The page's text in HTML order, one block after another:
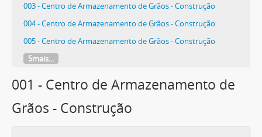
003 - Centro de Armazenamento de Grãos - Construção
004 - Centro de Armazenamento de Grãos - Construção
005 - Centro de Armazenamento de Grãos - Construção
5mais...
001 - Centro de Armazenamento de
Grãos - Construção